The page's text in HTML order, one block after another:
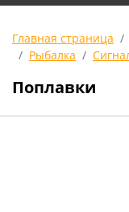
Главная страница
Рыбалка
Поплавки